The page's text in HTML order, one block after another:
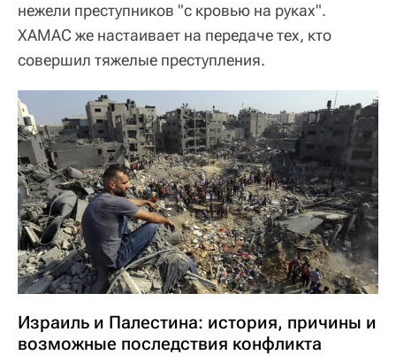
нежели преступников "с кровью на руках".
ХАМАС же настаивает на передаче тех, кто
совершил тяжелые преступления.
Израиль и Палестина: история, причины и
возможные последствия конфликта